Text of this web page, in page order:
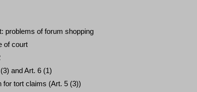
problems of forum shopping
of court
and Art. 6 (1)
for tort claims (Art. 5 (3))